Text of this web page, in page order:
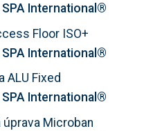
SPA International®
Floor ISO+
SPA International®
ALU Fixed
SPA International®
úprava Microban